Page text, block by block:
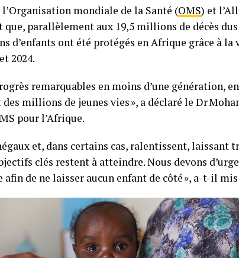
mondiale de la Santé (OMS) et
parallèlement aux 19,5 millions de décès
d’enfants ont été protégés en Afrique grâce à la
2024.
remarquables en moins d’une génération,
millions de jeunes vies », a déclaré le Dr
pour l’Afrique.
et, dans certains cas, ralentissent, laissant
clés restent à atteindre. Nous devons
de ne laisser aucun enfant de côté », a-t-il mis